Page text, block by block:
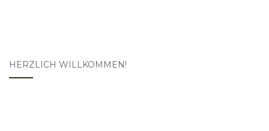
HERZLICH WILLKOMMEN!